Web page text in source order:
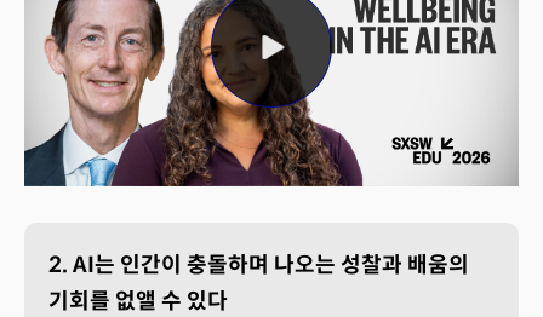
2. AI는 인간이 충돌하며 나오는 성찰과 배움의
기회를 없앨 수 있다